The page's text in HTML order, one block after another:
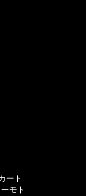
ート
モト